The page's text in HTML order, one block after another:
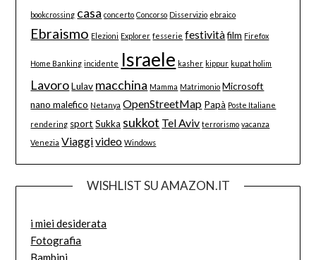
bookcrossing casa concerto Concorso Disservizio ebraico
Ebraismo Elezioni Explorer fesserie festività film Firefox
Home Banking incidente Israele kasher kippur kupat holim
Lavoro Lulav macchina Mamma Matrimonio Microsoft
nano malefico Netanya OpenStreetMap Papà Poste Italiane
rendering sport Sukka sukkot Tel Aviv terrorismo vacanza
Venezia Viaggivideo Windows
WISHLIST SU AMAZON.IT
i miei desiderata
Fotografia
Bambini